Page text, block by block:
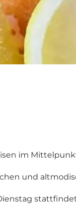
im
und